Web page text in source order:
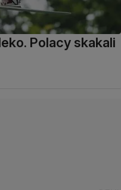
Polacy skakali